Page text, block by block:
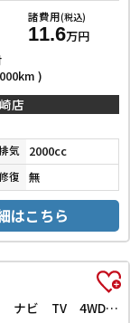
諸費用(税込)
11.6万円
)
店
気 2000cc
復 無
はこちら
1．6GT－Sアイサイト プラウドエディション ナビ TV 4WD ETC バックカメラ オートクルーズコントロール レーンアシスト 衝突被害軽減システム アルミホイール オートライト LEDヘッドランプ